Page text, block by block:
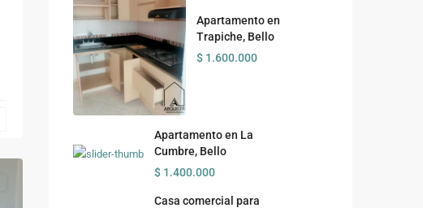
Apartamento en
Trapiche, Bello
$ 1.600.000
Apartamento en La
Cumbre, Bello
$ 1.400.000
Casa comercial para